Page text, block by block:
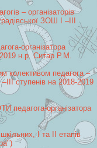
– організаторів
ЗОШ І –ІІІ
організатора
н.р. Ситар Р.М.
колективом педагога –
ступенів на 2018-2019
організатора
І та ІІ етапів